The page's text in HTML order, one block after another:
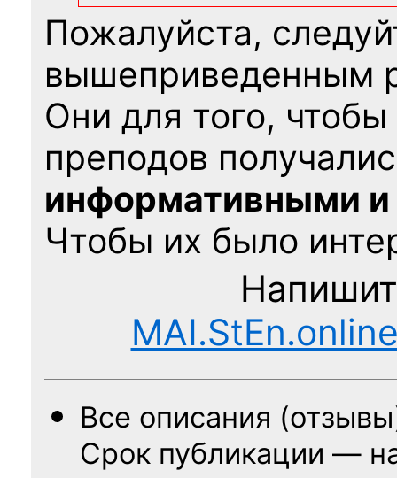
Пожалуйста,
вышеприведенным
Они для того,
преподов
информативными
Чтобы их было
Все описания
Срок публикации —